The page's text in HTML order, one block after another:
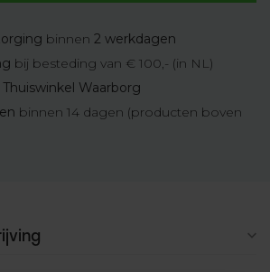
binnen 2 werkdagen
bij besteding van € 100,- (in NL)
Thuiswinkel Waarborg
binnen 14 dagen (producten boven